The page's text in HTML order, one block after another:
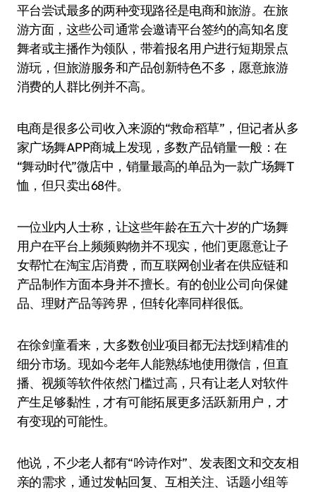
平台尝试最多的两种变现路径是电商和旅游。在旅
游方面，这些公司通常会邀请平台签约的高知名度
舞者或主播作为领队，带着报名用户进行短期景点
游玩，但旅游服务和产品创新特色不多，愿意旅游
消费的人群比例并不高。
电商是很多公司收入来源的“救命稻草”，但记者从多
家广场舞APP商城上发现，多数产品销量一般：在
“舞动时代”微店中，销量最高的单品为一款广场舞T
恤，但只卖出68件。
一位业内人士称，让这些年龄在五六十岁的广场舞
用户在平台上频频购物并不现实，他们更愿意让子
女帮忙在淘宝店消费，而互联网创业者在供应链和
产品制作方面本身并不擅长。有的创业公司向保健
品、理财产品等跨界，但转化率同样很低。
在徐剑童看来，大多数创业项目都无法找到精准的
细分市场。现如今老年人能熟练地使用微信，但直
播、视频等软件依然门槛过高，只有让老人对软件
产生足够黏性，才有可能拓展更多活跃新用户，才
有变现的可能性。
他说，不少老人都有“吟诗作对”、发表图文和交友相
亲的需求，通过发帖回复、互相关注、话题小组等